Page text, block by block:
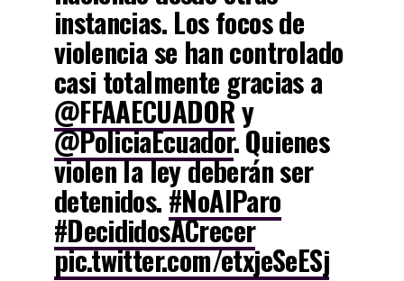
instancias. Los focos de
violencia se han controlado
casi totalmente gracias a
@FFAAECUADORy
@PoliciaEcuador. Quienes
violen la ley deberán ser
detenidos. #NoAlParo
#DecididosACrecer
pic.twitter.com/etxjeSeESj